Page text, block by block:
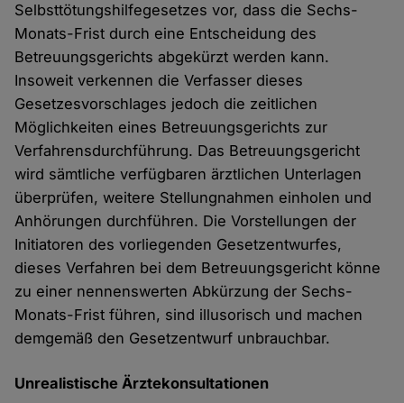
Selbsttötungshilfegesetzes vor, dass die Sechs-
Monats-Frist durch eine Entscheidung des
Betreuungsgerichts abgekürzt werden kann.
Insoweit verkennen die Verfasser dieses
Gesetzesvorschlages jedoch die zeitlichen
Möglichkeiten eines Betreuungsgerichts zur
Verfahrensdurchführung. Das Betreuungsgericht
wird sämtliche verfügbaren ärztlichen Unterlagen
überprüfen, weitere Stellungnahmen einholen und
Anhörungen durchführen. Die Vorstellungen der
Initiatoren des vorliegenden Gesetzentwurfes,
dieses Verfahren bei dem Betreuungsgericht könne
zu einer nennenswerten Abkürzung der Sechs-
Monats-Frist führen, sind illusorisch und machen
demgemäß den Gesetzentwurf unbrauchbar.
Unrealistische Ärztekonsultationen